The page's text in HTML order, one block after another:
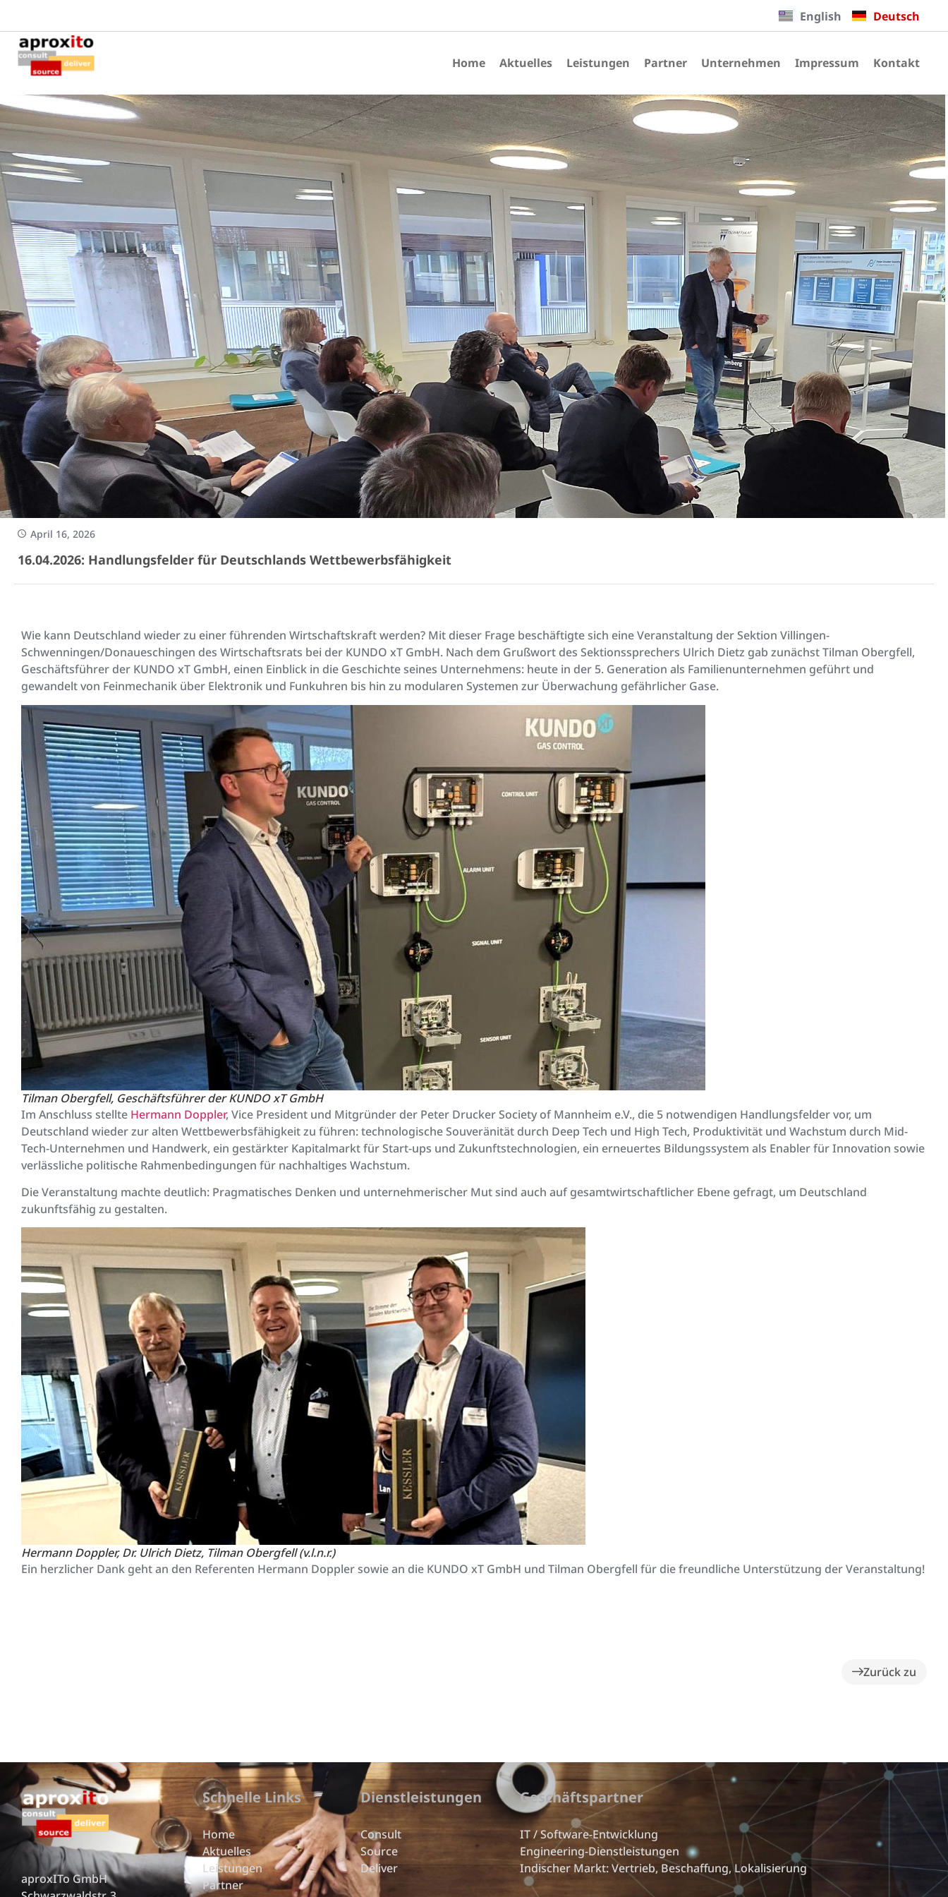
English Deutsch
Home Aktuelles Leistungen Partner Unternehmen Impressum Kontakt
April 16, 2026
16.04.2026: Handlungsfelder für Deutschlands Wettbewerbsfähigkeit
Wie kann Deutschland wieder zu einer führenden Wirtschaftskraft werden? Mit dieser Frage beschäftigte sich eine Veranstaltung der Sektion Villingen-
Schwenningen/Donaueschingen des Wirtschaftsrats bei der KUNDO xT GmbH. Nach dem Grußwort des Sektionssprechers Ulrich Dietz gab zunächst Tilman Obergfell,
Geschäftsführer der KUNDO xT GmbH, einen Einblick in die Geschichte seines Unternehmens: heute in der 5. Generation als Familienunternehmen geführt und
gewandelt von Feinmechanik über Elektronik und Funkuhren bis hin zu modularen Systemen zur Überwachung gefährlicher Gase.
Tilman Obergfell, Geschäftsführer der KUNDO xT GmbH
Im Anschluss stellte Hermann Doppler, Vice President und Mitgründer der Peter Drucker Society of Mannheim e.V., die 5 notwendigen Handlungsfelder vor, um
Deutschland wieder zur alten Wettbewerbsfähigkeit zu führen: technologische Souveränität durch Deep Tech und High Tech, Produktivität und Wachstum durch Mid-
Tech-Unternehmen und Handwerk, ein gestärkter Kapitalmarkt für Start-ups und Zukunftstechnologien, ein erneuertes Bildungssystem als Enabler für Innovation sowie
verlässliche politische Rahmenbedingungen für nachhaltiges Wachstum.
Die Veranstaltung machte deutlich: Pragmatisches Denken und unternehmerischer Mut sind auch auf gesamtwirtschaftlicher Ebene gefragt, um Deutschland
zukunftsfähig zu gestalten.
Hermann Doppler, Dr. Ulrich Dietz, Tilman Obergfell (v.l.n.r.)
Ein herzlicher Dank geht an den Referenten Hermann Doppler sowie an die KUNDO xT GmbH und Tilman Obergfell für die freundliche Unterstützung der Veranstaltung!
Zurück zu
aproxITo GmbH
Schnelle Links
Home
Aktuelles
Leistungen
Partner
Dienstleistungen
Consult
Source
Deliver
Geschäftspartner
IT / Software-Entwicklung
Engineering-Dienstleistungen
Indischer Markt: Vertrieb, Beschaffung, Lokalisierung